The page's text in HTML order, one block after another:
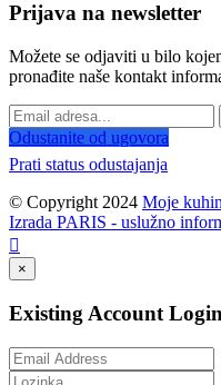
Prijava na newsletter
Možete se odjaviti u bilo
pronađite naše kontakt
Odustanite od ugovora
Prati status odustajanja
© Copyright 2024 Moje
Izrada PARIS - uslužno

×
Existing Account Login